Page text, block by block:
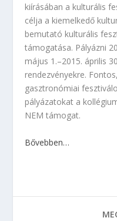
kiírásában a kulturális
célja a kiemelkedő
bemutató kulturális
támogatása. Pályázni
május 1.–2015. április
rendezvényekre.
gasztronómiai
pályázatokat a
NEM támogat.
Bővebben…